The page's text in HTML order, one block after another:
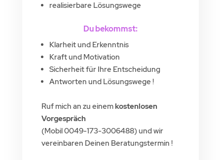
realisierbare Lösungswege
Du bekommst:
Klarheit und Erkenntnis
Kraft und Motivation
Sicherheit für Ihre Entscheidung
Antworten und Lösungswege !
Ruf mich an zu einemkostenlosen
Vorgespräch
(Mobil 0049-173-3006488) und wir
vereinbaren Deinen Beratungstermin !